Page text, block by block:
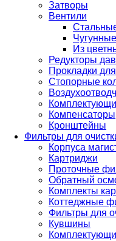
Затворы
Вентили
Чугунные
Из
Редукторы
Прокладки
Стопорные
Компенсаторы
Кронштейны
Фильтры для
Корпуса
Картриджи
Проточные
Обратный
Комплекты
Коттеджные
Фильтры для
Кувшины